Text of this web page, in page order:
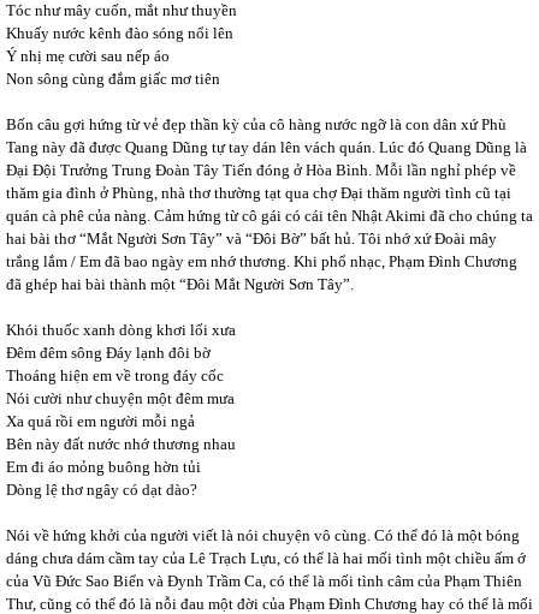
Tóc như mây cuốn, mắt như thuyền
Khuấy nước kênh đào sóng nổi lên
Ý nhị mẹ cười sau nếp áo
Non sông cùng đắm giấc mơ tiên
Bốn câu gợi hứng từ vẻ đẹp thần kỳ của cô hàng nước ngỡ là con dân xứ Phù
Tang này đã được Quang Dũng tự tay dán lên vách quán. Lúc đó Quang Dũng là
Đại Đội Trưởng Trung Đoàn Tây Tiến đóng ở Hòa Bình. Mỗi lần nghỉ phép về
thăm gia đình ở Phùng, nhà thơ thường tạt qua chợ Đại thăm người tình cũ tại
quán cà phê của nàng. Cảm hứng từ cô gái có cái tên Nhật Akimi đã cho chúng ta
hai bài thơ “Mắt Người Sơn Tây” và “Đôi Bờ” bất hủ. Tôi nhớ xứ Đoài mây
trắng lắm / Em đã bao ngày em nhớ thương. Khi phổ nhạc, Phạm Đình Chương
đã ghép hai bài thành một “Đôi Mắt Người Sơn Tây”.
Khói thuốc xanh dòng khơi lối xưa
Đêm đêm sông Đáy lạnh đôi bờ
Thoáng hiện em về trong đáy cốc
Nói cười như chuyện một đêm mưa
Xa quá rồi em người mỗi ngả
Bên này đất nước nhớ thương nhau
Em đi áo mỏng buông hờn tủi
Dòng lệ thơ ngây có dạt dào?
Nói về hứng khởi của người viết là nói chuyện vô cùng. Có thể đó là một bóng
dáng chưa dám cầm tay của Lê Trạch Lựu, có thể là hai mối tình một chiều ấm ớ
của Vũ Đức Sao Biển và Đynh Trầm Ca, có thể là mối tình câm của Phạm Thiên
Thư, cũng có thể đó là nỗi đau một đời của Phạm Đình Chương hay có thể là mối